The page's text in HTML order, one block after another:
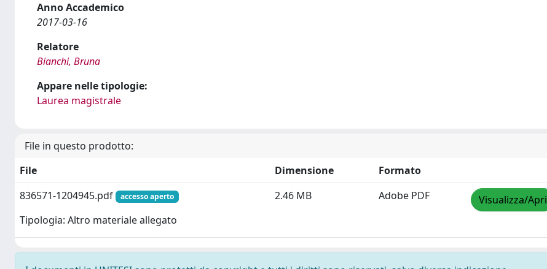
Anno Accademico
2017-03-16
Relatore
Bianchi, Bruna
Appare nelle tipologie:
Laurea magistrale
File in questo prodotto:
File
Dimensione
Formato
836571-1204945.pdf
accesso aperto
Tipologia: Altro materiale allegato
2.46 MB Adobe PDF Visualizza/Apri